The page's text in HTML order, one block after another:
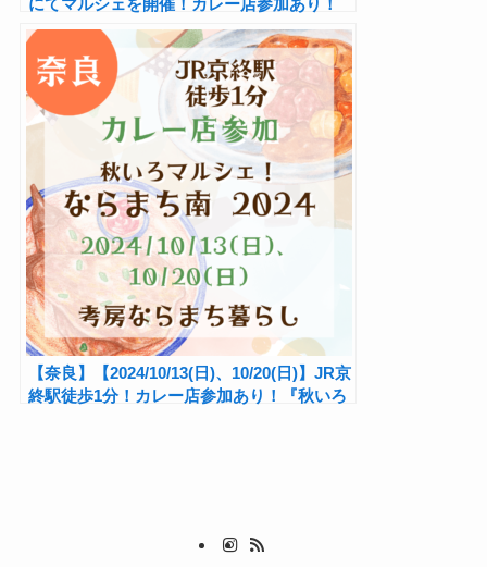
『海辺のカモメ市 2024 秋』
【奈良】【2024/10/13(日)、10/20(日)】JR京
終駅徒歩1分！カレー店参加あり！『秋いろ